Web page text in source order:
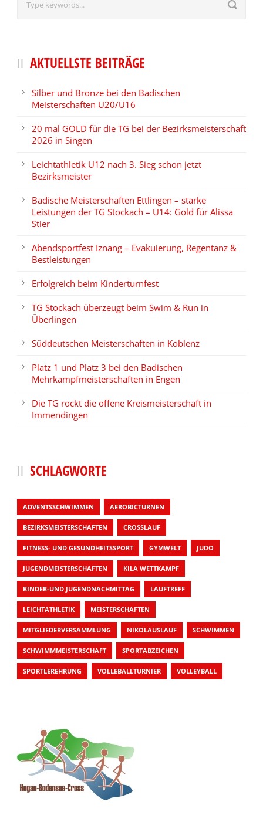
AKTUELLSTE BEITRÄGE
Silber und Bronze bei den Badischen
Meisterschaften U20/U16
20 mal GOLD für die TG bei der Bezirksmeisterschaft
2026 in Singen
Leichtathletik U12 nach 3. Sieg schon jetzt
Bezirksmeister
Badische Meisterschaften Ettlingen – starke
Leistungen der TG Stockach – U14: Gold für Alissa
Stier
Abendsportfest Iznang – Evakuierung, Regentanz &
Bestleistungen
Erfolgreich beim Kinderturnfest
TG Stockach überzeugt beim Swim & Run in
Überlingen
Süddeutschen Meisterschaften in Koblenz
Platz 1 und Platz 3 bei den Badischen
Mehrkampfmeisterschaften in Engen
Die TG rockt die offene Kreismeisterschaft in
Immendingen
SCHLAGWORTE
ADVENTSSCHWIMMEN AEROBICTURNEN
BEZIRKSMEISTERSCHAFTEN CROSSLAUF
FITNESS- UND GESUNDHEITSSPORT GYMWELT JUDO
JUGENDMEISTERSCHAFTEN KILA WETTKAMPF
KINDER-UND JUGENDNACHMITTAG LAUFTREFF
LEICHTATHLETIK MEISTERSCHAFTEN
MITGLIEDERVERSAMMLUNG NIKOLAUSLAUF SCHWIMMEN
SCHWIMMMEISTERSCHAFT SPORTABZEICHEN
SPORTLEREHRUNG VOLLEBALLTURNIER VOLLEYBALL